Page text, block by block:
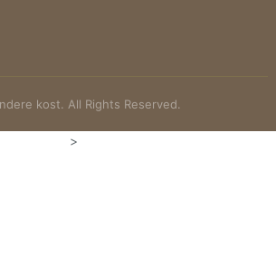
kost. All Rights Reserved.
>